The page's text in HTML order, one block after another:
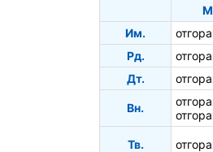
Им.
Рд.
Дт.
Вн.
Тв.